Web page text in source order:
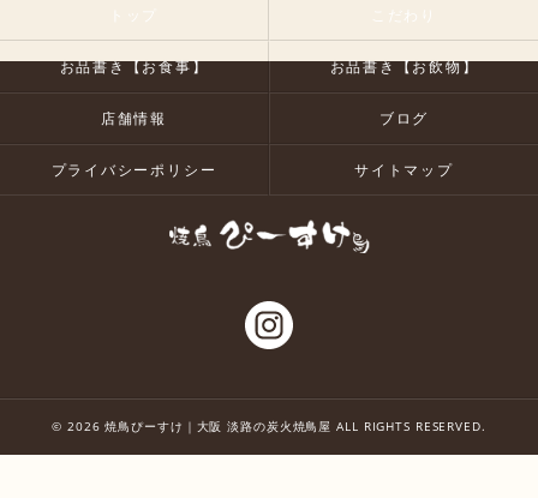
トップ こだわり
お品書き【お食事】 お品書き【お飲物】
店舗情報 ブログ
プライバシーポリシー サイトマップ
© 2026 焼鳥ぴーすけ｜大阪 淡路の炭火焼鳥屋 ALL RIGHTS RESERVED.